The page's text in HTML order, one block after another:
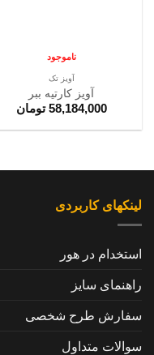
ناموجود
آویز تک
آویز کارتیه ببر
58,184,000 تومان
لینکهای کاربردی
استخدام در هور
راهنمای سایز
سفارش طرح شخصی
سوالات متداول